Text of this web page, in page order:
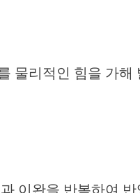
물리적인 힘을 가
이완을 반복하여